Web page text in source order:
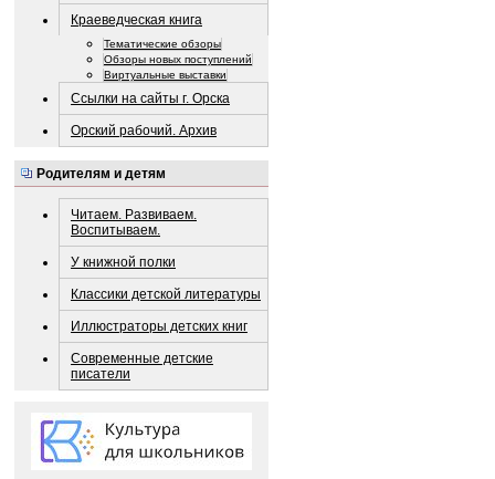
Краеведческая книга
Тематические обзоры
Обзоры новых поступлений
Виртуальные выставки
Ссылки на сайты г. Орска
Орский рабочий. Архив
Родителям и детям
Читаем. Развиваем.
Воспитываем.
У книжной полки
Классики детской литературы
Иллюстраторы детских книг
Современные детские
писатели